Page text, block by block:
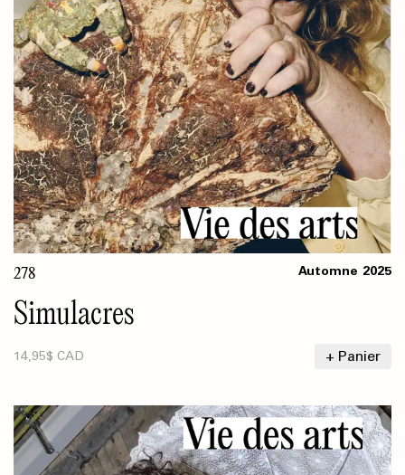
278 Automne 2025
Simulacres
14,95$ CAD + Panier